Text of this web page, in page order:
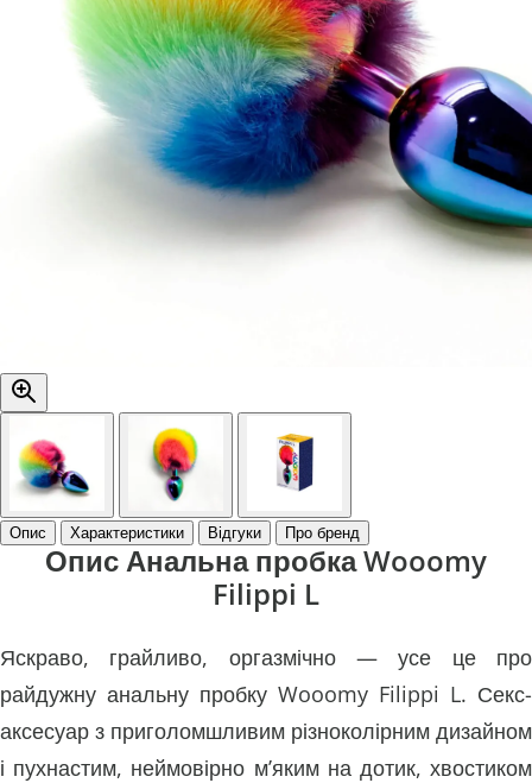
Опис Характеристики Відгуки Про бренд
Опис Анальна пробка Wooomy
Filippi L
Яскраво, грайливо, оргазмічно — усе це про
райдужну анальну пробку Wooomy Filippi L. Секс-
аксесуар з приголомшливим різноколірним дизайном
і пухнастим, неймовірно м’яким на дотик, хвостиком